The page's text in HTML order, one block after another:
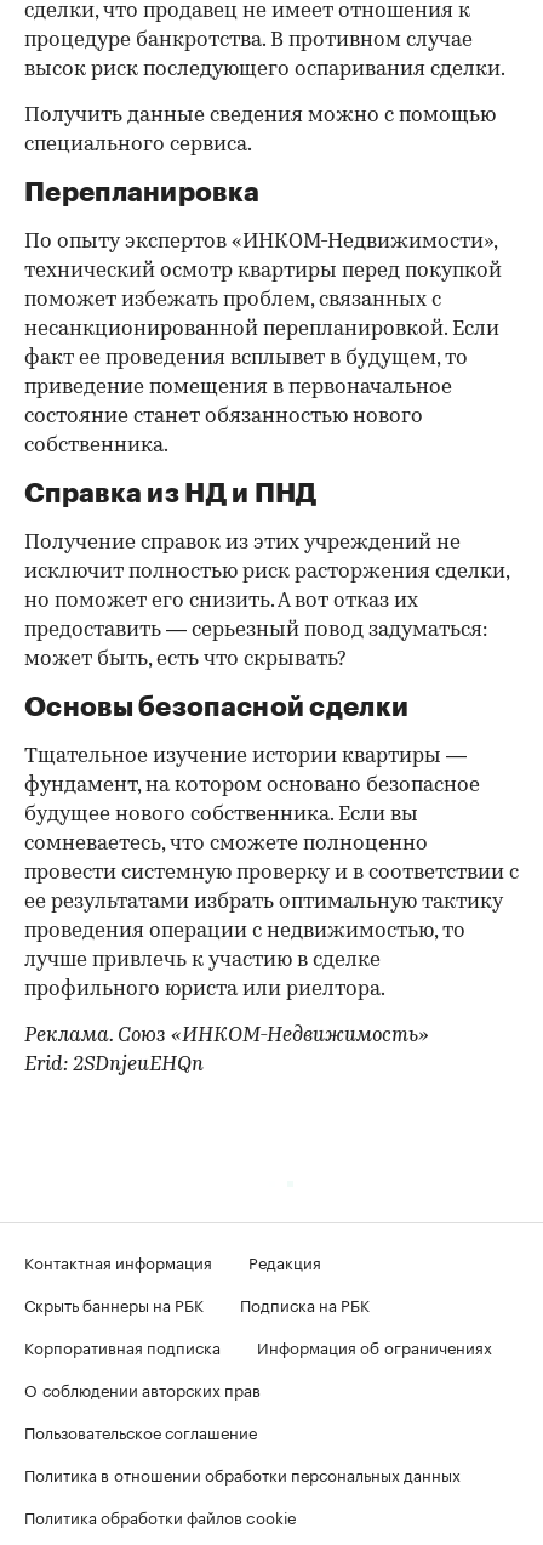
сделки, что продавец не имеет отношения к
процедуре банкротства. В противном случае
высок риск последующего оспаривания сделки.
Получить данные сведения можно с помощью
специального сервиса.
Перепланировка
По опыту экспертов «ИНКОМ-Недвижимости»,
технический осмотр квартиры перед покупкой
поможет избежать проблем, связанных с
несанкционированной перепланировкой. Если
факт ее проведения всплывет в будущем, то
приведение помещения в первоначальное
состояние станет обязанностью нового
собственника.
Справка из НД и ПНД
Получение справок из этих учреждений не
исключит полностью риск расторжения сделки,
но поможет его снизить. А вот отказ их
предоставить — серьезный повод задуматься:
может быть, есть что скрывать?
Основы безопасной сделки
Тщательное изучение истории квартиры —
фундамент, на котором основано безопасное
будущее нового собственника. Если вы
сомневаетесь, что сможете полноценно
провести системную проверку и в соответствии с
ее результатами избрать оптимальную тактику
проведения операции с недвижимостью, то
лучше привлечь к участию в сделке
профильного юриста или риелтора.
Реклама. Союз «ИНКОМ-Недвижимость»
Erid: 2SDnjeuEHQn
Контактная информация
Редакция
Скрыть баннеры на РБК
Подписка на РБК
Корпоративная подписка
Информация об ограничениях
О соблюдении авторских прав
Пользовательское соглашение
Политика в отношении обработки персональных данных
Политика обработки файлов cookie